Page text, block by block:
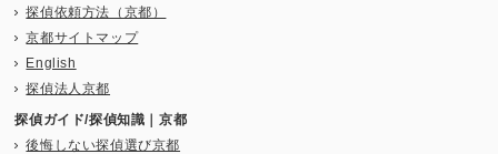
探偵依頼方法（京都）
京都サイトマップ
English
探偵法人京都
探偵ガイド/探偵知識｜京都
後悔しない探偵選び京都